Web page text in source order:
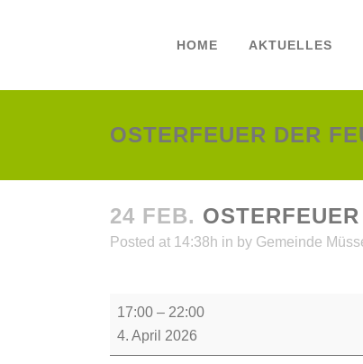
HOME AKTUELLES
OSTERFEUER DER
24 FEB.
Posted at 14:38h in by Gemeinde
der
Feuerwehr
17:00 – 22:00
4. April 2026